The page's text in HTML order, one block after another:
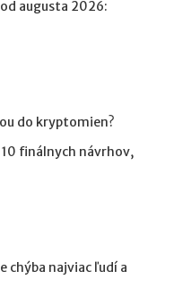
augusta 2026:
do kryptomien?
10 finálnych návrhov,
chýba najviac ľudí a